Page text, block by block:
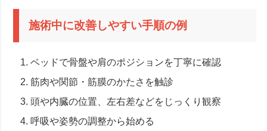
施術中に改善しやすい手順の例
ベッドで骨盤や肩のポジションを丁寧に確認
筋肉や関節・筋膜のかたさを触診
頭や内臓の位置、左右差などをじっくり観察
呼吸や姿勢の調整から始める